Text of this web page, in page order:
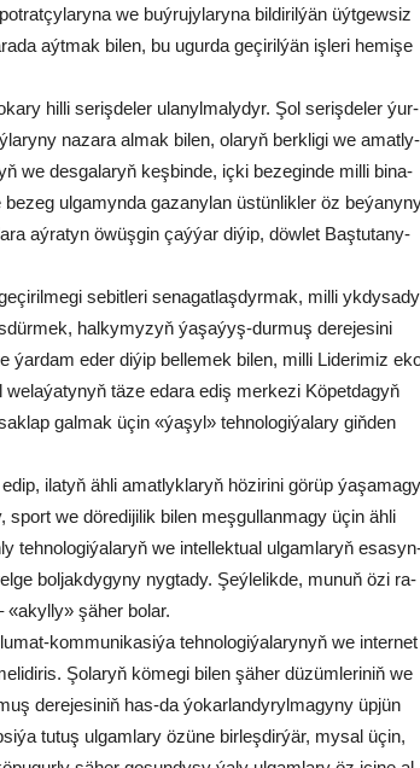
we buý­ru­jy­la­ry­na bil­di­ril­ýän üýt­gew­siz
aýt­mak bi­len, bu ugur­da ge­çi­ril­ýän iş­le­ri he­mi­şe
hil­li se­riş­de­ler ula­nyl­ma­ly­dyr. Şol se­riş­de­ler ýur­
na­za­ra al­mak bi­len, ola­ryň berk­li­gi we amat­ly­
we des­ga­la­ryň keş­bin­de, iç­ki be­ze­gin­de mil­li bi­na­
ul­ga­myn­da ga­za­ny­lan üs­tün­lik­ler öz
aý­ra­tyn öwüş­gin çaý­ýar di­ýip, döw­let Baş­tu­ta­ny­
se­bit­le­ri se­na­gat­laş­dyr­mak, mil­li
hal­ky­my­zyň ýa­şa­ýyş-dur­muş de­re­je­si­ni
ýar­dam eder di­ýip bel­le­mek bi­len, mil­li Li­de­ri­miz
tä­ze eda­ra ediş mer­ke­zi Kö­pet­da­gyň
gal­mak üçin «ýa­şyl» teh­no­lo­gi­ýa­la­ry giň­den
ila­tyň äh­li amat­lyk­la­ryň hö­zi­ri­ni gö­rüp
we dö­re­di­ji­lik bi­len meş­gul­lan­ma­gy üçin äh­li
teh­no­lo­gi­ýa­la­ryň we in­tel­lek­tu­al ul­gam­la­ryň
bol­jak­dy­gy­ny nyg­ta­dy. Şeý­le­lik­de, mu­nuň özi ra­
şä­her bo­lar.
kom­mu­ni­ka­si­ýa teh­no­lo­gi­ýa­la­ry­nyň we in­ter­net
Şo­la­ryň kö­me­gi bi­len şä­her dü­züm­le­ri­niň we
de­re­je­si­niň has-da ýo­kar­lan­dy­ryl­ma­gy­ny üp­jün
tu­tuş ul­gam­la­ry özü­ne bir­leş­dir­ýär, my­sal üçin,